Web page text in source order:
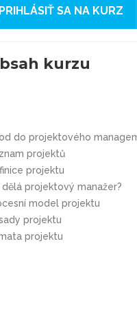
PRIHLÁSIŤ SA NA KURZ
kurzu
do projektového
projektů
projektu
dělá projektový manažer?
model projektu
projektu
projektu